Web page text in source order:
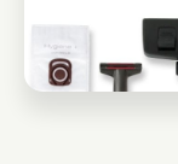
LG-
GOLDSTAR
LG-